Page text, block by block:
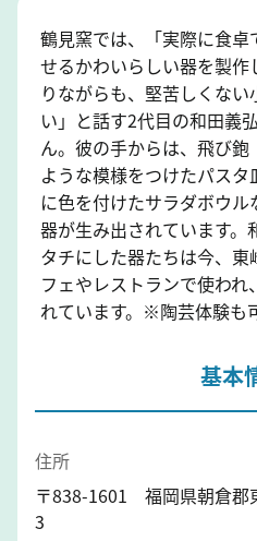
鶴見窯では、「実際に食
せるかわいらしい器を製作
りながらも、堅苦しくな
い」と話す2代目の和田義
ん。彼の手からは、飛び
ような模様をつけたパス
に色を付けたサラダボウ
器が生み出されています。
タチにした器たちは今、
フェやレストランで使わ
れています。※陶芸体験も
基本
住所
〒838-1601 福岡県朝倉郡
3